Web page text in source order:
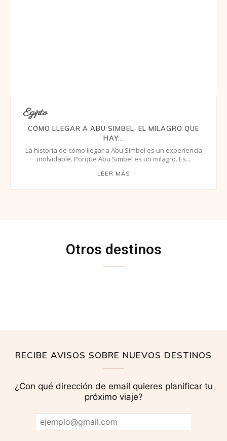
Egipto
CÓMO LLEGAR A ABU SIMBEL, EL MILAGRO QUE
HAY...
La historia de cómo llegar a Abu Simbel es un experiencia
inolvidable. Porque Abu Simbel es un milagro. Es...
LEER MÁS
Otros destinos
RECIBE AVISOS SOBRE NUEVOS DESTINOS
¿Con qué dirección de email quieres planificar tu
próximo viaje?